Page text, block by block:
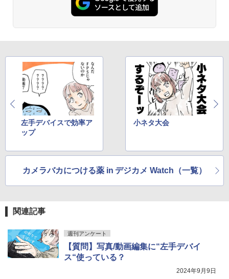
左手デバイスで効率ア
ップ
小ネタ大会
カメラバカにつける薬 in デジカメ Watch（一覧）
関連記事
週刊アンケート
【質問】写真/動画編集に“左手デバイ
ス“使っている？
2024年9月9日